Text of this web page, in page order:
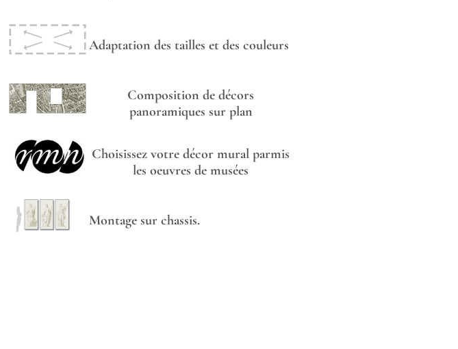
Adaptation des tailles et des couleurs
Composition de décors
panoramiques sur plan
Choisissez votre décor mural parmis
les oeuvres de musées
Montage sur chassis.